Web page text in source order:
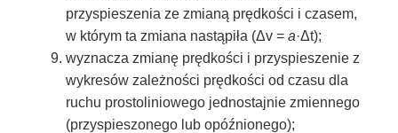
przyspieszenia ze zmianą prędkości i czasem,
w którym ta zmiana nastąpiła (Δv =a·Δt);
wyznacza zmianę prędkości i przyspieszenie z
wykresów zależności prędkości od czasu dla
ruchu prostoliniowego jednostajnie zmiennego
(przyspieszonego lub opóźnionego);